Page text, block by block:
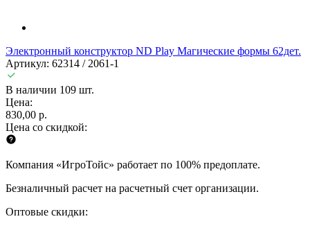
Электронный конструктор ND Play Магические формы 62дет.
Артикул: 62314 / 2061-1
В наличии 109 шт.
Цена:
830,00 р.
Цена со скидкой:
Компания «ИгроТойс» работает по 100% предоплате.
Безналичный расчет на расчетный счет организации.
Оптовые скидки: